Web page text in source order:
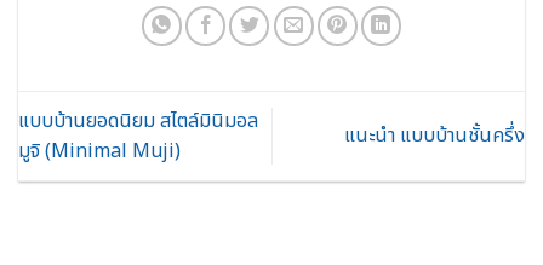
แบบบ้านยอดนิยม สไตล์มินิมอล
มูจิ (Minimal Muji)
แนะนำ แบบบ้านชั้นครึ่ง